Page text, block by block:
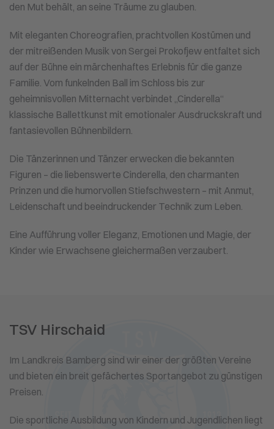
den Mut behält, an seine Träume zu glauben.
Mit eleganten Choreografien, prachtvollen Kostümen und
der mitreißenden Musik von Sergei Prokofjew entfaltet sich
auf der Bühne ein märchenhaftes Erlebnis für die ganze
Familie. Vom funkelnden Ball im Schloss bis zur
geheimnisvollen Mitternacht verbindet „Cinderella“
klassische Ballettkunst mit emotionaler Ausdruckskraft und
fantasievollen Bühnenbildern.
Die Tänzerinnen und Tänzer erwecken die bekannten
Figuren – die liebenswerte Cinderella, den charmanten
Prinzen und die humorvollen Stiefschwestern – mit Anmut,
Leidenschaft und beeindruckender Technik zum Leben.
Eine Aufführung voller Eleganz, Emotionen und Magie, der
Kinder wie Erwachsene gleichermaßen verzaubert.
TSV Hirschaid
Im Landkreis Bamberg sind wir einer der größten Vereine
und bieten ein breit gefächertes Sportangebot zu günstigen
Preisen.
Die sportliche Ausbildung von Kindern und Jugendlichen liegt